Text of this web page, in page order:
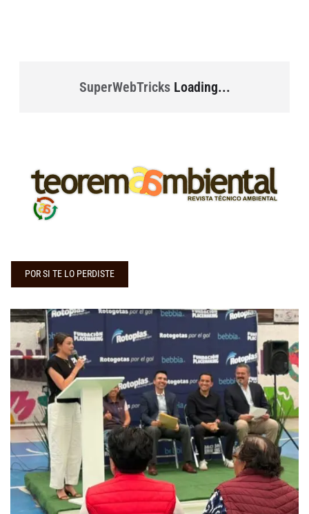
SuperWebTricksLoading...
POR SI TE LO PERDISTE